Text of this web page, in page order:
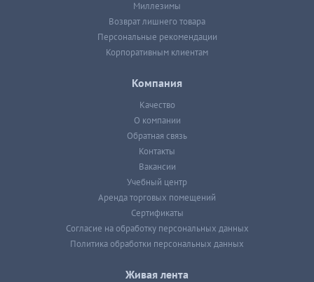
Миллезимы
Возврат лишнего товара
Персональные рекомендации
Корпоративным клиентам
Компания
Качество
О компании
Обратная связь
Контакты
Вакансии
Учебный центр
Аренда торговых помещений
Сертификаты
Согласие на обработку персональных данных
Политика обработки персональных данных
Живая лента